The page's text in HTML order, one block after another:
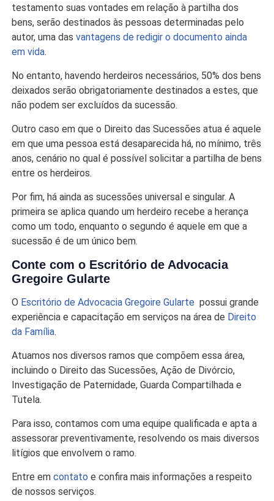
testamento suas vontades em relação à partilha dos
bens, serão destinados às pessoas determinadas pelo
autor, uma dasvantagens de redigir o documento ainda
em vida.
No entanto, havendo herdeiros necessários, 50% dos bens
deixados serão obrigatoriamente destinados a estes, que
não podem ser excluídos da sucessão.
Outro caso em que o Direito das Sucessões atua é aquele
em que uma pessoa está desaparecida há, no mínimo, três
anos, cenário no qual é possível solicitar a partilha de bens
entre os herdeiros.
Por fim, há ainda as sucessões universal e singular. A
primeira se aplica quando um herdeiro recebe a herança
como um todo, enquanto o segundo é aquele em que a
sucessão é de um único bem.
Conte com o Escritório de Advocacia
Gregoire Gularte
O Escritório de Advocacia Gregoire Gularte possui grande
experiência e capacitação em serviços na área de Direito
da Família.
Atuamos nos diversos ramos que compõem essa área,
incluindo o Direito das Sucessões, Ação de Divórcio,
Investigação de Paternidade, Guarda Compartilhada e
Tutela.
Para isso, contamos com uma equipe qualificada e apta a
assessorar preventivamente, resolvendo os mais diversos
litígios que envolvem o ramo.
Entre emcontato e confira mais informações a respeito
de nossos serviços.